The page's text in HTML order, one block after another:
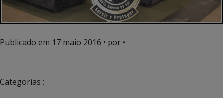
Publicado em 17 maio 2016 • por •
Categorias :